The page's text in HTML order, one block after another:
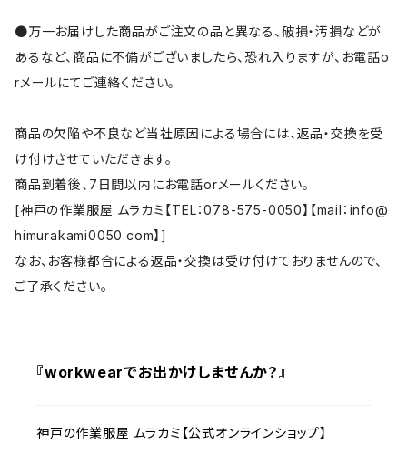
●万一お届けした商品がご注文の品と異なる、破損・汚損などが
あるなど、商品に不備がございましたら、恐れ入りますが、お電話o
rメールにてご連絡ください。
商品の欠陥や不良など当社原因による場合には、返品・交換を受
け付けさせていただきます。
商品到着後、7日間以内にお電話orメールください。
[神戸の作業服屋 ムラカミ【TEL：078-575-0050】【mail： info@
himurakami0050.com】]
なお、お客様都合による返品・交換は受け付けておりませんので、
ご了承ください。
『workwearでお出かけしませんか？』
神戸の作業服屋 ムラカミ【公式オンラインショップ】